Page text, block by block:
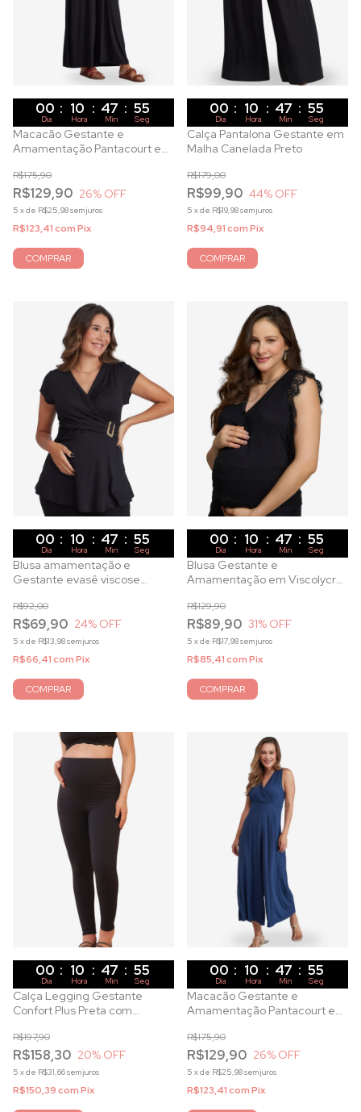
00 : 10 : 47 : 53
Dia Hora Min Seg
Macacão Gestante e
Amamentação Pantacourt em
R$129,90
R$175,90
26% OFF
5 xde R$25,98sem juros
R$123,41comPix
COMPRAR
00 : 10 : 47 : 53
Dia Hora Min Seg
Calça Pantalona Gestante em
Malha Canelada Preto
R$99,90
R$179,00
44% OFF
5 xde R$19,98sem juros
R$94,91comPix
COMPRAR
00 : 10 : 47 : 53
Dia Hora Min Seg
Blusa amamentação e
Gestante evasê viscose
R$69,90
R$92,00
24% OFF
5 xde R$13,98sem juros
R$66,41comPix
COMPRAR
00 : 10 : 47 : 53
Dia Hora Min Seg
Blusa Gestante e
Amamentação em Viscolycra
R$89,90
R$129,90
31% OFF
5 xde R$17,98sem juros
R$85,41comPix
COMPRAR
00 : 10 : 47 : 53
Dia Hora Min Seg
Calça Legging Gestante
Confort Plus Preta com
R$158,30
R$197,90
20% OFF
5 xde R$31,66sem juros
R$150,39comPix
00 : 10 : 47 : 53
Dia Hora Min Seg
Macacão Gestante e
Amamentação Pantacourt em
R$129,90
R$175,90
26% OFF
5 xde R$25,98sem juros
R$123,41comPix